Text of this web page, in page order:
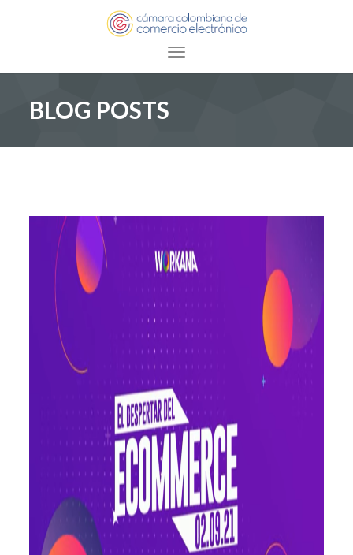
Toggle navigation
BLOG POSTS